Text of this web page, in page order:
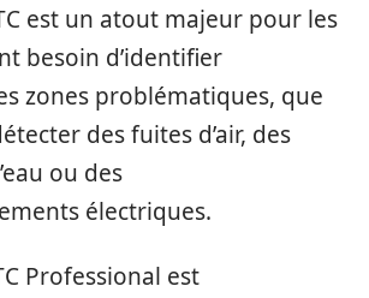
est un atout majeur pour les
besoin d’identifier
zones problématiques, que
des fuites d’air, des
ou des
électriques.
Professional est